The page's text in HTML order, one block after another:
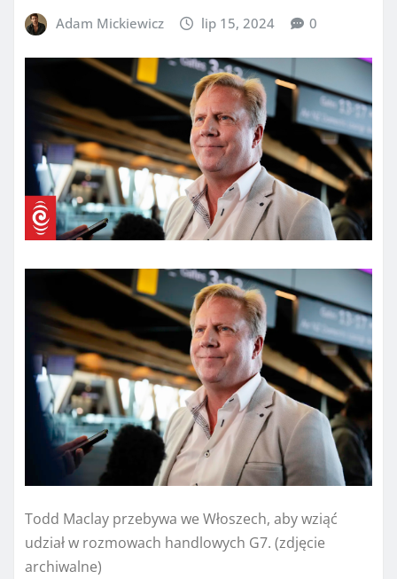
Adam Mickiewicz lip 15, 2024 0
Todd Maclay przebywa we Włoszech, aby wziąć
udział w rozmowach handlowych G7. (zdjęcie
archiwalne)